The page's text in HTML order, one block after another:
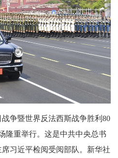
争暨世界反法西斯战争胜利80
隆重举行。这是中共中央总书
习近平检阅受阅部队。新华社